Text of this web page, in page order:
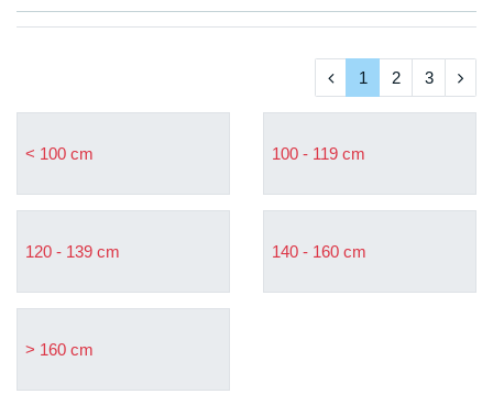
1 2 3
< 100 cm 100 - 119 cm
120 - 139 cm 140 - 160 cm
> 160 cm